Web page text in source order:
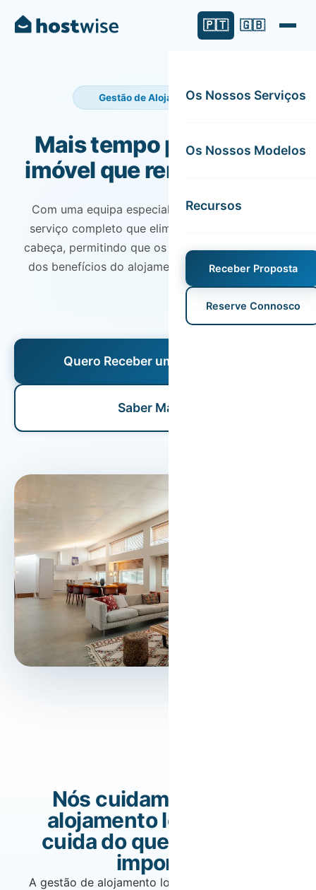
🇵🇹 🇬🇧
Os Nossos Serviços
Os Nossos Modelos
Recursos
Receber Proposta
Reserve Connosco
Gestão de Alojamento Local
Mais tempo para si. Um
imóvel que rende melhor.
Com uma equipa especializada, garantimos um
serviço completo que elimina todas as dores de
cabeça, permitindo que os proprietários usufruam
dos benefícios do alojamento local sem esforço.
Quero Receber uma Proposta
Saber Mais
Nós cuidamos do seu
alojamento local. Você
cuida do que realmente
importa.
A gestão de alojamento local pode rapidamente